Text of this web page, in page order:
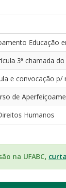
Educação
3ª chamada
e convocação
de
Humanos
na UFABC,